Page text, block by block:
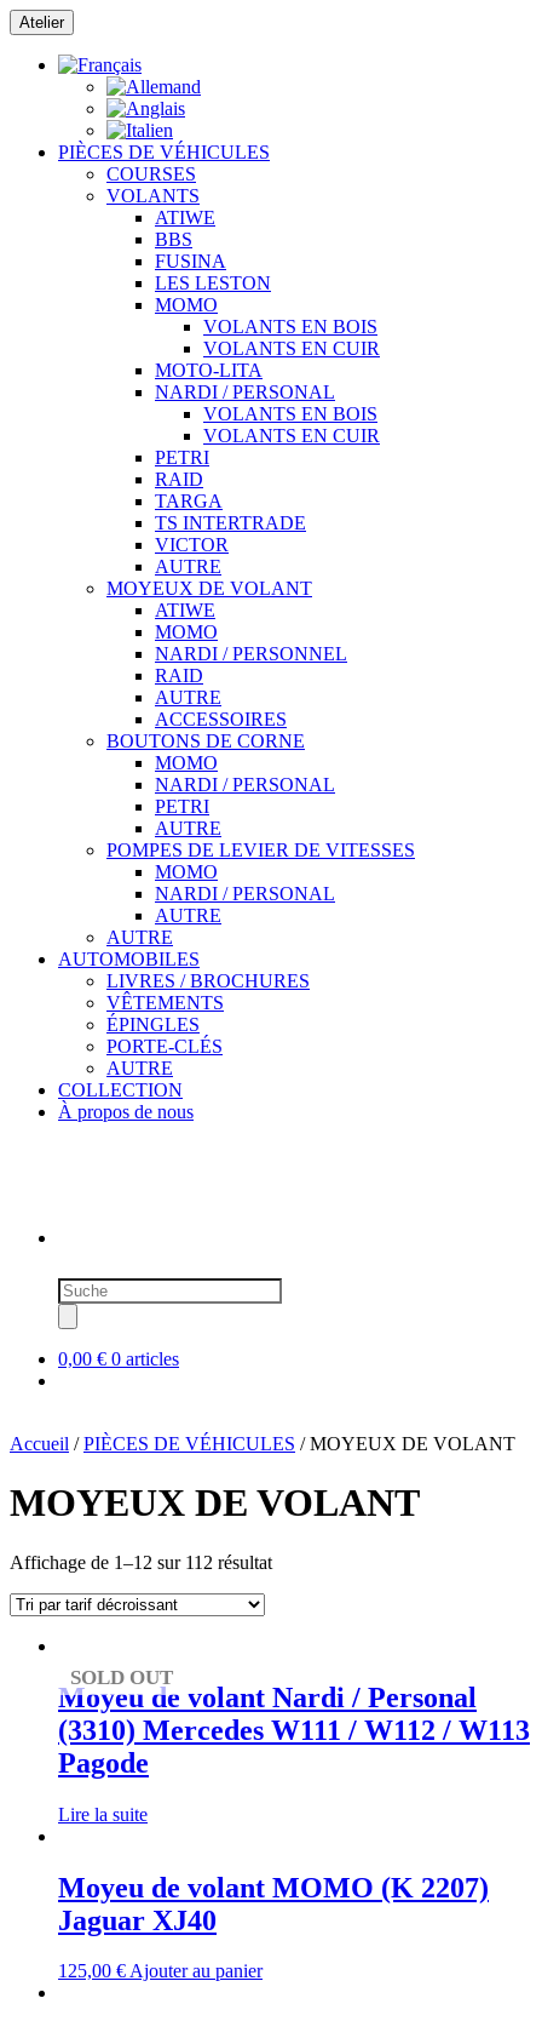
Passer
au
contenu
Atelier
PIÈCES DE VÉHICULES
COURSES
VOLANTS
ATIWE
BBS
FUSINA
LES LESTON
MOMO
VOLANTS EN BOIS
VOLANTS EN CUIR
MOTO-LITA
NARDI / PERSONAL
VOLANTS EN BOIS
VOLANTS EN CUIR
PETRI
RAID
TARGA
TS INTERTRADE
VICTOR
AUTRE
MOYEUX DE VOLANT
ATIWE
MOMO
NARDI / PERSONNEL
RAID
AUTRE
ACCESSOIRES
BOUTONS DE CORNE
MOMO
NARDI / PERSONAL
PETRI
AUTRE
POMPES DE LEVIER DE VITESSES
MOMO
NARDI / PERSONAL
AUTRE
AUTRE
AUTOMOBILES
LIVRES / BROCHURES
VÊTEMENTS
ÉPINGLES
PORTE-CLÉS
AUTRE
COLLECTION
À propos de nous
Recherche
de
produits
0,00 € 0 articles
Accueil /PIÈCES DE VÉHICULES / MOYEUX DE VOLANT
MOYEUX DE VOLANT
Affichage de 1–12 sur 112 résultatTrié
SOLD OUT
Moyeu de volant Nardi / Personal
(3310) Mercedes W111 / W112 / W113
Pagode
Lire la suite
Moyeu de volant MOMO (K 2207)
Jaguar XJ40
125,00 €Ajouter au panier